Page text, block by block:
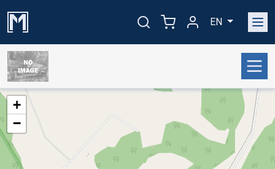
EN
+
−